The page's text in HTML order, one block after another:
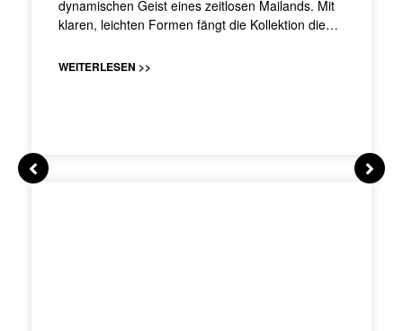
dynamischen Geist eines zeitlosen Mailands. Mit
klaren, leichten Formen fängt die Kollektion die…
WEITERLESEN >>